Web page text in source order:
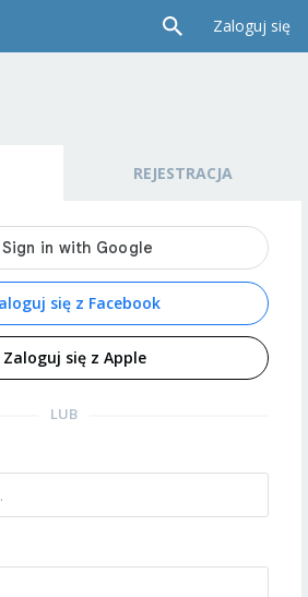
Zaloguj się
REJESTRACJA
się z Facebook
Zaloguj się z Apple
LUB